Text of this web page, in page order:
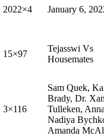
2022×4
January 6,
15×97
Tejasswi Vs
Housemates
3×116
Sam Quek,
Brady, Dr.
Tulleken,
Nadiya
Amanda